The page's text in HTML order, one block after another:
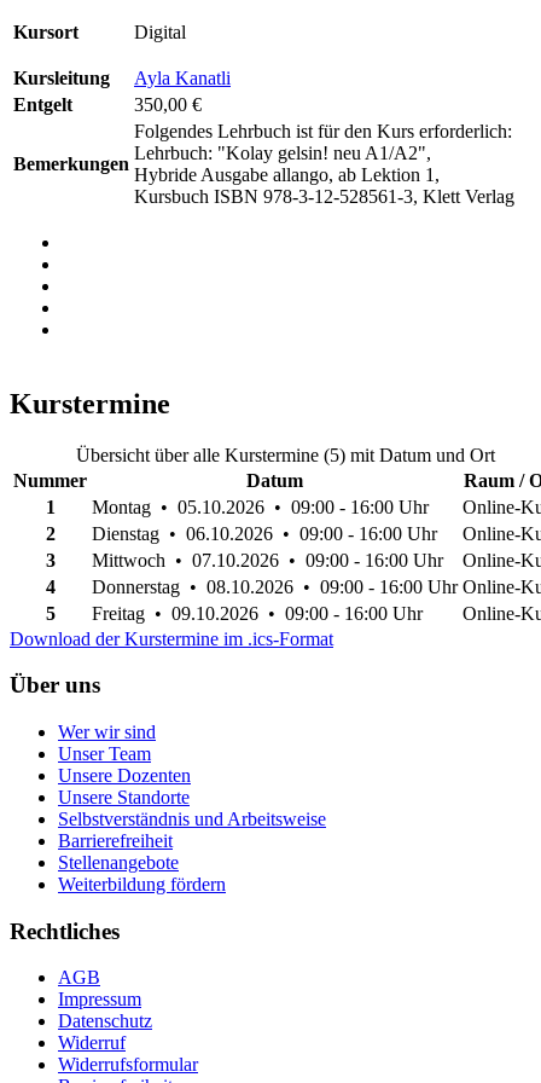
Kursort Digital
Kursleitung
Ayla Kanatli
Entgelt
350,00 €
Bemerkungen
Folgendes Lehrbuch ist für den Kurs erforderlich:
Lehrbuch: "Kolay gelsin! neu A1/A2",
Hybride Ausgabe allango, ab Lektion 1,
Kursbuch ISBN 978-3-12-528561-3, Klett Verlag
Kurstermine
Übersicht über alle Kurstermine (5) mit Datum und Ort
Nummer
Datum
Raum /
1
Montag • 05.10.2026 • 09:00 - 16:00 Uhr
Online-
2
Dienstag • 06.10.2026 • 09:00 - 16:00 Uhr
Online-
3
Mittwoch • 07.10.2026 • 09:00 - 16:00 Uhr
Online-
4
Donnerstag • 08.10.2026 • 09:00 - 16:00 Uhr Online-
5
Freitag • 09.10.2026 • 09:00 - 16:00 Uhr
Online-
Download der Kurstermine im .ics-Format
Über uns
Wer wir sind
Unser Team
Unsere Dozenten
Unsere Standorte
Selbstverständnis und Arbeitsweise
Barrierefreiheit
Stellenangebote
Weiterbildung fördern
Rechtliches
AGB
Impressum
Datenschutz
Widerruf
Widerrufsformular